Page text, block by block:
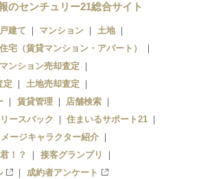
のセンチュリー21総合サイト
建て マンション
土地
宅（賃貸マンション・アパート）
ンション売却査定
定
土地売却査定
賃貸管理
店舗検索
リースバック
住まいるサポート21
ージキャラクター紹介
！？
接客グランプリ
成約者アンケート